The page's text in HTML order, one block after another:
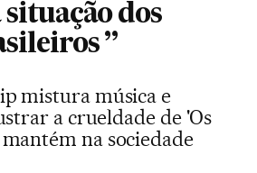
dos
”
mistura música e
a crueldade de 'Os
na sociedade